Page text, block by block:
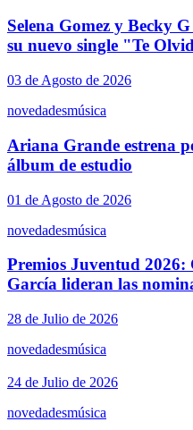
Selena Gomez y Becky
su nuevo single "Te
03 de Agosto de 2026
novedadesmúsica
Ariana Grande estrena
álbum de estudio
01 de Agosto de 2026
novedadesmúsica
Premios Juventud
García lideran las
28 de Julio de 2026
novedadesmúsica
24 de Julio de 2026
novedadesmúsica